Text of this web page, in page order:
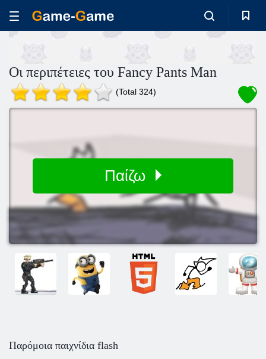
Οι περιπέτειες του Fancy Pants Man
(Total 324)
Παίζω
Παρόμοια παιχνίδια flash